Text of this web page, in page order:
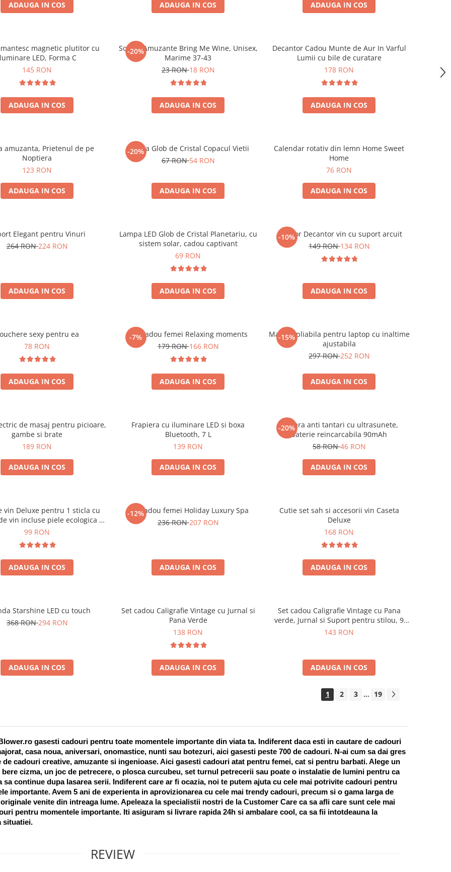
ADAUGA IN COS ADAUGA IN COS ADAUGA IN COS
magnetic plutitor cu
LED, Forma C
145 RON
ADAUGA IN COS
-20%
Sosete Amuzante Bring Me Wine, Unisex,
Marime 37-43
23 RON18 RON
ADAUGA IN COS
Decantor Cadou Munte de Aur In Varful
Lumii cu bile de curatare
178 RON
ADAUGA IN COS
amuzanta, Prietenul de pe
Noptiera
123 RON
ADAUGA IN COS
-20%
Lampa Glob de Cristal Copacul Vietii
67 RON54 RON
ADAUGA IN COS
Calendar rotativ din lemn Home Sweet
Home
76 RON
ADAUGA IN COS
Elegant pentru Vinuri
264 RON224 RON
ADAUGA IN COS
Lampa LED Glob de Cristal Planetariu, cu
sistem solar, cadou captivant
69 RON
ADAUGA IN COS
-10%
Aerator Decantor vin cu suport arcuit
149 RON134 RON
ADAUGA IN COS
sexy pentru ea
78 RON
ADAUGA IN COS
-7%
Set cadou femei Relaxing moments
179 RON166 RON
ADAUGA IN COS
-15%
Masuta pliabila pentru laptop cu inaltime
ajustabila
297 RON252 RON
ADAUGA IN COS
de masaj pentru picioare,
gambe si brate
189 RON
ADAUGA IN COS
Frapiera cu iluminare LED si boxa
Bluetooth, 7 L
139 RON
ADAUGA IN COS
-20%
Bratara anti tantari cu ultrasunete,
baterie reincarcabila 90mAh
58 RON46 RON
ADAUGA IN COS
vin Deluxe pentru 1 sticla cu
vin incluse piele ecologica de
crocodil
99 RON
ADAUGA IN COS
-12%
Set cadou femei Holiday Luxury Spa
236 RON207 RON
ADAUGA IN COS
Cutie set sah si accesorii vin Caseta
Deluxe
168 RON
ADAUGA IN COS
Starshine LED cu touch
368 RON294 RON
ADAUGA IN COS
Set cadou Caligrafie Vintage cu Jurnal si
Pana Verde
138 RON
ADAUGA IN COS
Set cadou Caligrafie Vintage cu Pana
verde, Jurnal si Suport pentru stilou, 9
piese
143 RON
ADAUGA IN COS
1 2 3 ... 19
gasesti cadouri pentru toate momentele importante din viata ta. Indiferent daca esti in cautare de cadouri
casa noua, aniversari, onomastice, nunti sau botezuri, aici gasesti peste 700 de cadouri. N-ai cum sa dai gres
de cadouri creative, amuzante si ingenioase. Aici gasesti cadouri atat pentru femei, cat si pentru barbati. Alege un
bere cizma, un joc de petrecere, o plosca curcubeu, set turnul petrecerii sau poate o instalatie de lumini pentru ca
sa continue dupa lasarea serii. Indiferent care ar fi ocazia, noi te putem ajuta cu cele mai potrivite cadouri pentru
importante. Avem 5 ani de experienta in aprovizionarea cu cele mai trendy cadouri, precum si o gama larga de
venite din intreaga lume. Apeleaza la specialistii nostri de la Customer Care ca sa afli care sunt cele mai
pentru momentele importante. Iti asiguram si livrare rapida 24h si ambalare cool, ca sa fii intotdeauna la
situatiei.
REVIEW